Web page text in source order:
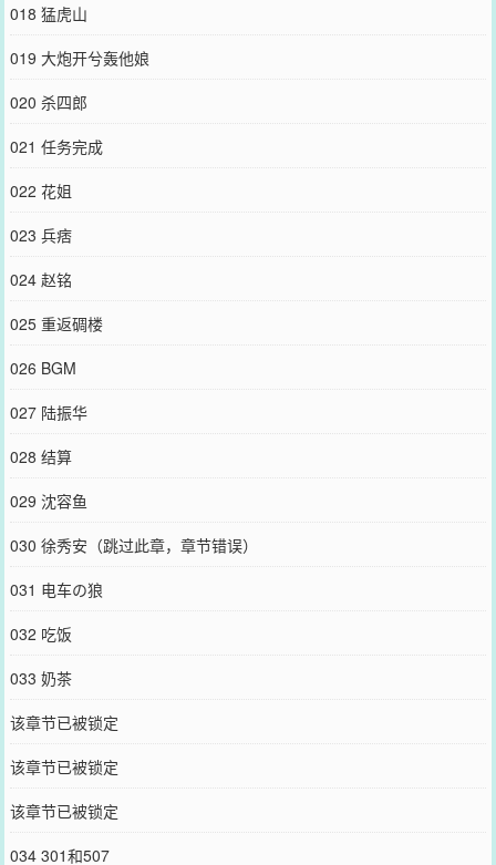
018 猛虎山
019 大炮开兮轰他娘
020 杀四郎
021 任务完成
022 花姐
023 兵痞
024 赵铭
025 重返碉楼
026 BGM
027 陆振华
028 结算
029 沈容鱼
030 徐秀安（跳过此章，章节错误）
031 电车の狼
032 吃饭
033 奶茶
该章节已被锁定
该章节已被锁定
该章节已被锁定
034 301和507